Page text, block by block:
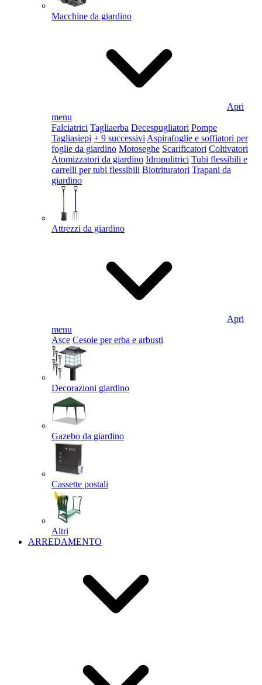
Macchine da giardino
Apri
menu
Falciatrici Tagliaerba Decespugliatori Pompe
Tagliasiepi + 9 successivi Aspirafoglie e soffiatori per
foglie da giardino Motoseghe Scarificatori Coltivatori
Atomizzatori da giardino Idropulitrici Tubi flessibili e
carrelli per tubi flessibili Biotrituratori Trapani da
giardino
Attrezzi da giardino
Apri
menu
Asce Cesoie per erba e arbusti
Decorazioni giardino
Gazebo da giardino
Cassette postali
Altri
ARREDAMENTO